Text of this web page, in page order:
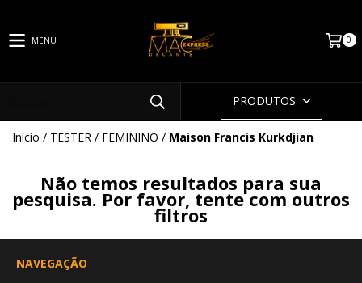
MENU 0
PRODUTOS
Início / TESTER / FEMININO / Maison Francis Kurkdjian
Não temos resultados para sua
pesquisa. Por favor, tente com outros
filtros
NAVEGAÇÃO